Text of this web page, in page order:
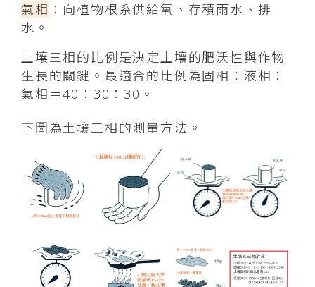
氣相 ：向植物根系供給氧、存積雨水、排
水。
土壤三相的比例是決定土壤的肥沃性與作物
生長的關鍵。最適合的比例為固相：液相：
氣相＝40：30：30。
下圖為土壤三相的測量方法。